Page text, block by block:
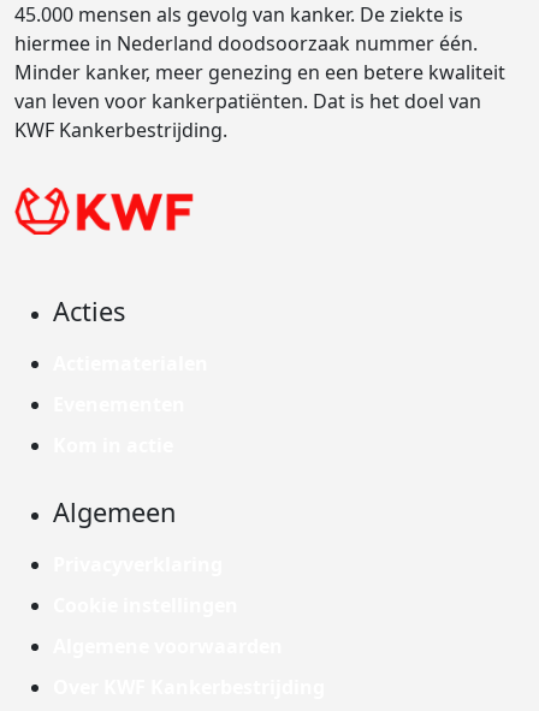
45.000 mensen als gevolg van kanker. De ziekte is
hiermee in Nederland doodsoorzaak nummer één.
Minder kanker, meer genezing en een betere kwaliteit
van leven voor kankerpatiënten. Dat is het doel van
KWF Kankerbestrijding.
Acties
Algemeen